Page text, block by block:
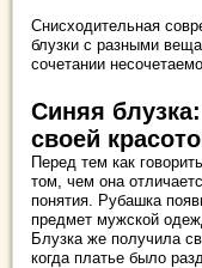
Снисходительная
блузки с разными
сочетании
Синяя
своей
Перед тем как
том, чем она
понятия. Рубашка
предмет мужской
Блузка же получила
когда платье было